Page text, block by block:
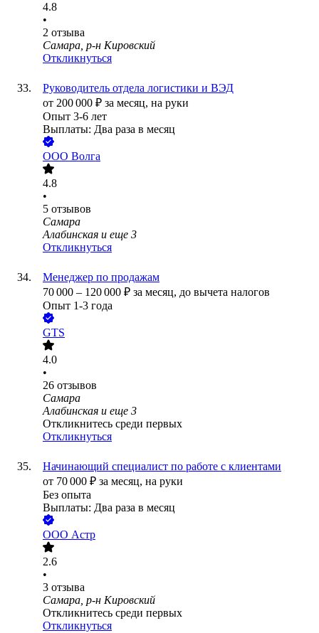
4.8
•
2 отзыва
Самара, р-н Кировский
Откликнуться
Руководитель отдела логистики и ВЭД
от 200 000 ₽ за месяц, на руки
Опыт 3-6 лет
Выплаты: Два раза в месяц
ООО Волга
4.8
•
5 отзывов
Самара
Алабинская и еще 3
Откликнуться
Менеджер по продажам
70 000 – 120 000 ₽ за месяц, до вычета налогов
Опыт 1-3 года
GTS
4.0
•
26 отзывов
Самара
Алабинская и еще 3
Откликнитесь среди первых
Откликнуться
Начинающий специалист по работе с клиентами
от 70 000 ₽ за месяц, на руки
Без опыта
Выплаты: Два раза в месяц
ООО Астр
2.6
•
3 отзыва
Самара, р-н Кировский
Откликнитесь среди первых
Откликнуться